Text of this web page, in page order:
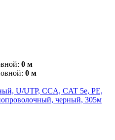
0 м
0 м
U/UTP, CCA, CAT 5e, PE,
черный, 305м